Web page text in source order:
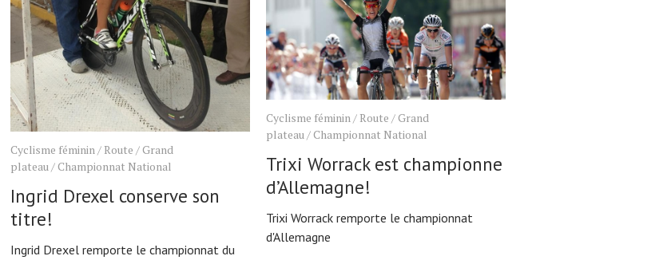
Cyclisme féminin/ Route / Grand
plateau/ Championnat National
Ingrid Drexel conserve son
titre!
Ingrid Drexel remporte le championnat du
Cyclisme féminin / Route / Grand
plateau / Championnat National
Trixi Worrack est championne
d’Allemagne!
Trixi Worrack remporte le championnat
d'Allemagne